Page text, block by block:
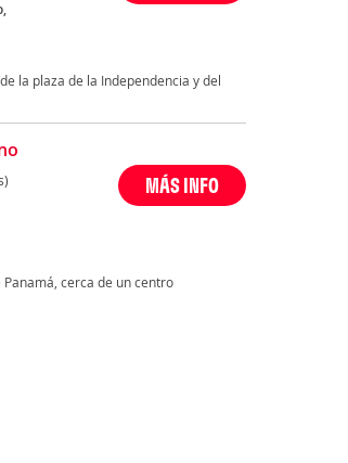
la plaza de la Independencia y del
MÁS INFO
cerca de un centro